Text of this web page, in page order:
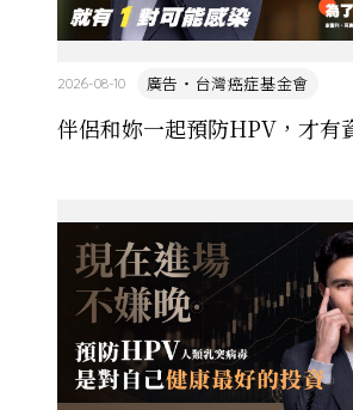
伴侶和妳一起預防HPV，才有
廣告・台灣癌症基金會
2026-08-10